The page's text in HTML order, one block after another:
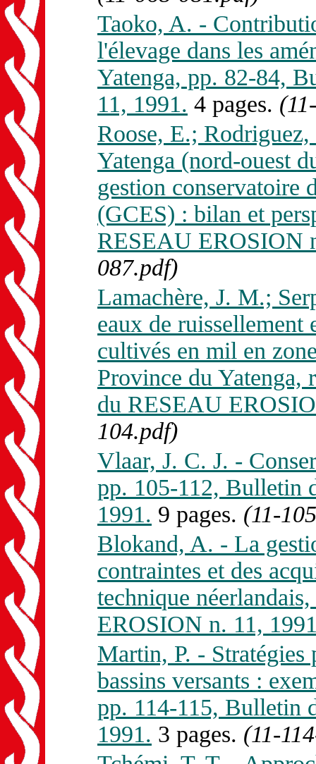
Taoko, A. -
l'élevage dans les
Yatenga, pp. 82-84,
11, 1991. 4 pages.
Roose, E.;
Yatenga (nord-ouest
gestion conservatoire
(GCES) : bilan et
RESEAU EROSION
087.pdf)
Lamachère, J. M.;
eaux de ruissellement
cultivés en mil en
Province du
du RESEAU
104.pdf)
Vlaar, J. C. J. -
pp. 105-112, Bulletin
1991. 9 pages. (11-
Blokand, A. - La
contraintes et des
technique
EROSION n. 11,
Martin, P. - Stratégies
bassins versants :
pp. 114-115, Bulletin
1991. 3 pages. (11-